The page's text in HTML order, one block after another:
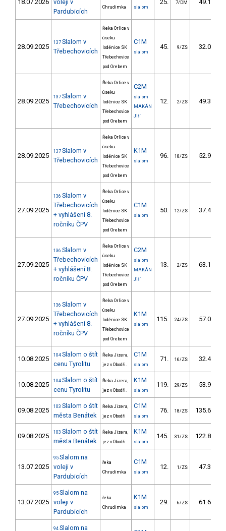
18.07.2026 voleji v
Pardubicích
Chrudimka
slalom
25. 7/DM 49.10
28.09.2025
137 Slalom v
Třebechovicích
Řeka Orlice v
úseku
loděnice SK
Třebechovice
pod Orebem
C1M
slalom
45. 9/ZS 32.00
28.09.2025
137 Slalom v
Třebechovicích
Řeka Orlice v
úseku
loděnice SK
Třebechovice
pod Orebem
C2M
slalom
MAKÁN
Jiří
12. 2/ZS 49.30
28.09.2025
137 Slalom v
Třebechovicích
Řeka Orlice v
úseku
loděnice SK
Třebechovice
pod Orebem
K1M
slalom
96. 18/ZS 52.90
27.09.2025
136 Slalom v
Třebechovicích
+ vyhlášení 8.
ročníku ČPV
Řeka Orlice v
úseku
loděnice SK
Třebechovice
pod Orebem
C1M
slalom
50. 12/ZS 37.40
27.09.2025
136 Slalom v
Třebechovicích
+ vyhlášení 8.
ročníku ČPV
Řeka Orlice v
úseku
loděnice SK
Třebechovice
pod Orebem
C2M
slalom
MAKÁN
Jiří
13. 2/ZS 63.10
27.09.2025
136 Slalom v
Třebechovicích
+ vyhlášení 8.
ročníku ČPV
Řeka Orlice v
úseku
loděnice SK
Třebechovice
pod Orebem
K1M
slalom
115. 24/ZS 57.00
10.08.2025 104 Slalom o štít
cenu Tyrolitu
Řeka Jizera,
jez v Obodři.
C1M
slalom
71. 16/ZS 32.46
10.08.2025 104 Slalom o štít
cenu Tyrolitu
Řeka Jizera,
jez v Obodři.
K1M
slalom
119. 29/ZS 53.94
09.08.2025 103 Slalom o štít
města Benátek
Řeka Jizera,
jez v Obodři
C1M
slalom
76. 18/ZS 135.60
09.08.2025 103 Slalom o štít
města Benátek
Řeka Jizera,
jez v Obodři
K1M
slalom
145. 31/ZS 122.84
13.07.2025
95 Slalom na
voleji v
Pardubicích
řeka
Chrudimka
C1M
slalom
12. 1/ZS 47.32
13.07.2025
95 Slalom na
voleji v
Pardubicích
řeka
Chrudimka
K1M
slalom
29. 6/ZS 61.66
94 Slalom na